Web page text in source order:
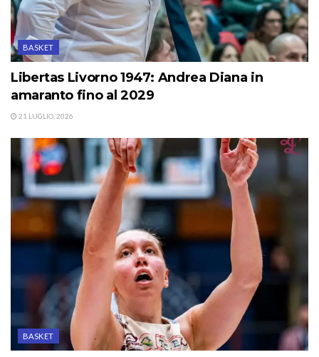
BASKET
Libertas Livorno 1947: Andrea Diana in
amaranto fino al 2029
21 LUGLIO, 2026
BASKET